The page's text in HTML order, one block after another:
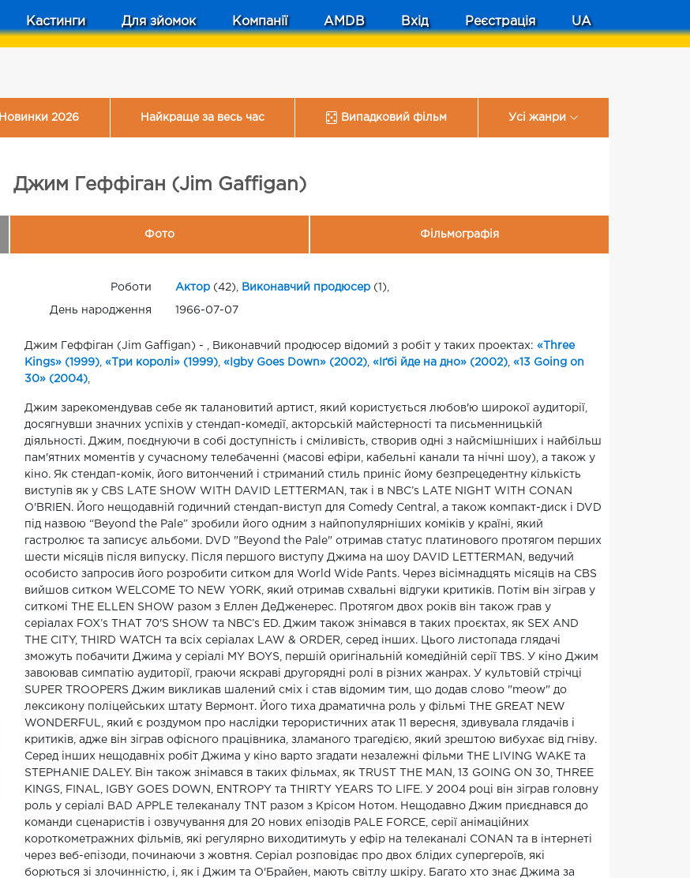
Кастинги Для зйомок Компанії AMDB Вхід Реєстрація UA
Новинки 2026 Найкраще за весь час Випадковий фільм Усі жанри
Джим Геффіган (Jim Gaffigan)
Фото Фільмографія
Роботи Актор(42), Виконавчий продюсер(1),
День народження 1966-07-07
Джим Геффіган (Jim Gaffigan) - , Виконавчий продюсер відомий з робіт у таких проектах: «Three
Kings» (1999) «Три королі» (1999) «Igby Goes Down» (2002) «Іґбі йде на дно» (2002) «13 Going on
30» (2004)
Джим зарекомендував себе як талановитий артист, який користується любов'ю широкої аудиторії,
досягнувши значних успіхів у стендап-комедії, акторській майстерності та письменницькій
діяльності. Джим, поєднуючи в собі доступність і сміливість, створив одні з найсмішніших і найбільш
пам'ятних моментів у сучасному телебаченні (масові ефіри, кабельні канали та нічні шоу), а також у
кіно. Як стендап-комік, його витончений і стриманий стиль приніс йому безпрецедентну кількість
виступів як у CBS LATE SHOW WITH DAVID LETTERMAN, так і в NBC’s LATE NIGHT WITH CONAN
O'BRIEN. Його нещодавній годичний стендап-виступ для Comedy Central, а також компакт-диск і DVD
під назвою “Beyond the Pale” зробили його одним з найпопулярніших коміків у країні, який
гастролює та записує альбоми. DVD "Beyond the Pale" отримав статус платинового протягом перших
шести місяців після випуску. Після першого виступу Джима на шоу DAVID LETTERMAN, ведучий
особисто запросив його розробити ситком для World Wide Pants. Через вісімнадцять місяців на CBS
вийшов ситком WELCOME TO NEW YORK, який отримав схвальні відгуки критиків. Потім він зіграв у
ситкомі THE ELLEN SHOW разом з Еллен ДеДженерес. Протягом двох років він також грав у
серіалах FOX’s THAT 70'S SHOW та NBC’s ED. Джим також знімався в таких проєктах, як SEX AND
THE CITY, THIRD WATCH та всіх серіалах LAW & ORDER, серед інших. Цього листопада глядачі
зможуть побачити Джима у серіалі MY BOYS, першій оригінальній комедійній серії TBS. У кіно Джим
завоював симпатію аудиторії, граючи яскраві другорядні ролі в різних жанрах. У культовій стрічці
SUPER TROOPERS Джим викликав шалений сміх і став відомим тим, що додав слово "meow" до
лексикону поліцейських штату Вермонт. Його тиха драматична роль у фільмі THE GREAT NEW
WONDERFUL, який є роздумом про наслідки терористичних атак 11 вересня, здивувала глядачів і
критиків, адже він зіграв офісного працівника, зламаного трагедією, який зрештою вибухає від гніву.
Серед інших нещодавніх робіт Джима у кіно варто згадати незалежні фільми THE LIVING WAKE та
STEPHANIE DALEY. Він також знімався в таких фільмах, як TRUST THE MAN, 13 GOING ON 30, THREE
KINGS, FINAL, IGBY GOES DOWN, ENTROPY та THIRTY YEARS TO LIFE. У 2004 році він зіграв головну
роль у серіалі BAD APPLE телеканалу TNT разом з Крісом Нотом. Нещодавно Джим приєднався до
команди сценаристів і озвучування для 20 нових епізодів PALE FORCE, серії анімаційних
короткометражних фільмів, які регулярно виходитимуть у ефір на телеканалі CONAN та в інтернеті
через веб-епізоди, починаючи з жовтня. Серіал розповідає про двох блідих супергероїв, які
борються зі злочинністю, і, як і Джим та О'Брайен, мають світлу шкіру. Багато хто знає Джима за